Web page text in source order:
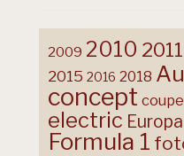
2009 2010 2011
2015 2016 2018
concept coupe
electric Europa
Formula 1